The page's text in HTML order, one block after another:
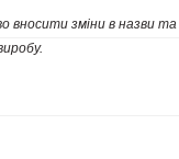
зміни в назви та